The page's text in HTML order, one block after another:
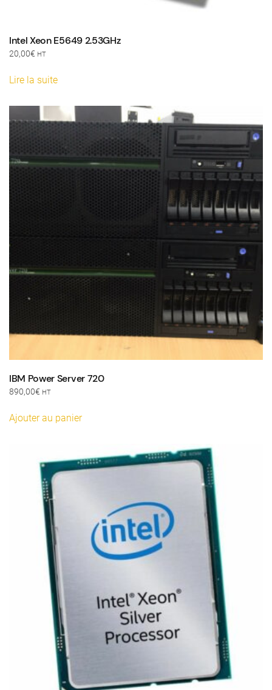
Intel Xeon E5649 2.53GHz
20,00€ HT
Lire la suite
IBM Power Server 720
890,00€ HT
Ajouter au panier